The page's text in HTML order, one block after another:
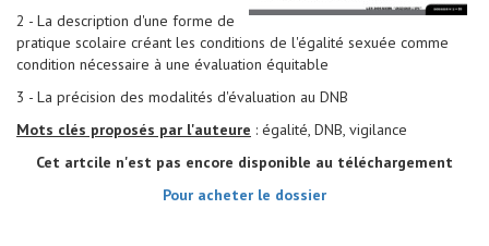
2 - La description d'une forme de
pratique scolaire créant les conditions de l'égalité sexuée comme
condition nécessaire à une évaluation équitable
3 - La précision des modalités d'évaluation au DNB
Mots clés proposés par l'auteure : égalité, DNB, vigilance
Cet artcile n'est pas encore disponible au téléchargement
Pour acheter le dossier